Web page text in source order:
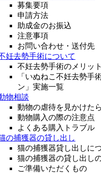
募集要項
申請方法
助成金のお振込
注意事項
お問い合わせ・送付先
妊去勢手術について
不妊去勢手術のメリッ
「いぬねこ不妊去勢手
ン」実施一覧
物相談
動物の虐待を見かけたら
動物購入の際の注意点
よくある購入トラブル
の捕獲器の貸し出し
猫の捕獲器貸し出しに
猫の捕獲器の貸し出し
ご準備いただくもの